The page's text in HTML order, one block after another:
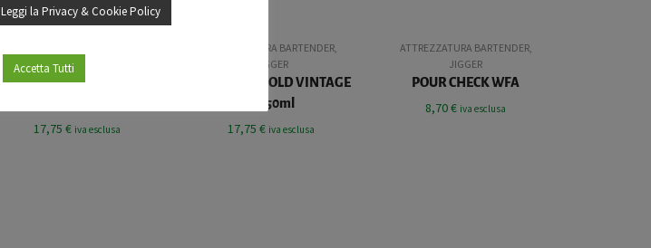
JIGGER
JIGGER LEOPOLD RAME 25-
17,75€ iva esclusa
ATTREZZATURA BARTENDER
JIGGER
JIGGER LEOPOLD VINTAGE
25-50ml
17,75€ iva esclusa
ATTREZZATURA BARTENDER,
JIGGER
POUR CHECK WFA
8,70€ iva esclusa
Leggi la Privacy & Cookie Policy
Accetta Tutti